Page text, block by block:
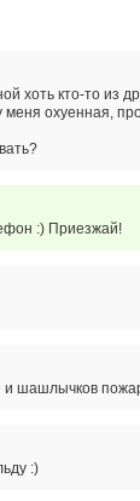
хоть кто-то из
меня охуенная,
:) Приезжай!
шашлычков
:)